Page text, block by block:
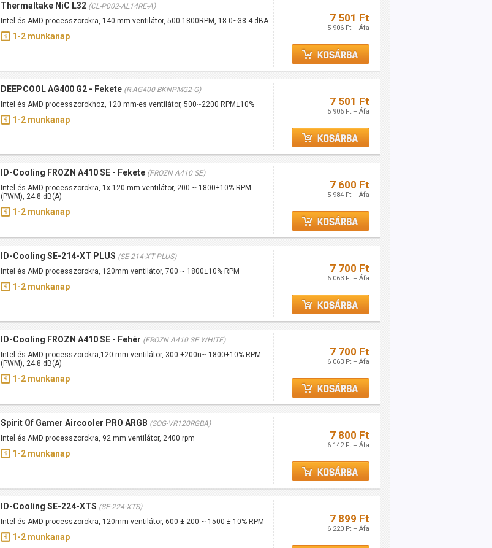
Thermaltake NiC L32 (CL-P002-AL14RE-A)
Intel és AMD processzorokra, 140 mm ventilátor, 500-1800RPM, 18.0~38.4 dBA
1-2 munkanap
7 501 Ft
5 906 Ft + Áfa
DEEPCOOL AG400 G2 - Fekete (R-AG400-BKNPMG2-G)
Intel és AMD processzorokhoz, 120 mm-es ventilátor, 500~2200 RPM±10%
1-2 munkanap
7 501 Ft
5 906 Ft + Áfa
ID-Cooling FROZN A410 SE - Fekete (FROZN A410 SE)
Intel és AMD processzorokra, 1x 120 mm ventilátor, 200 ~ 1800±10% RPM
(PWM), 24.8 dB(A)
1-2 munkanap
7 600 Ft
5 984 Ft + Áfa
ID-Cooling SE-214-XT PLUS (SE-214-XT PLUS)
Intel és AMD processzorokra, 120mm ventilátor, 700 ~ 1800±10% RPM
1-2 munkanap
7 700 Ft
6 063 Ft + Áfa
ID-Cooling FROZN A410 SE - Fehér (FROZN A410 SE WHITE)
Intel és AMD processzorokra,120 mm ventilátor, 300 ±200n~ 1800±10% RPM
(PWM), 24.8 dB(A)
1-2 munkanap
7 700 Ft
6 063 Ft + Áfa
Spirit Of Gamer Aircooler PRO ARGB (SOG-VR120RGBA)
Intel és AMD processzorokra, 92 mm ventilátor, 2400 rpm
1-2 munkanap
7 800 Ft
6 142 Ft + Áfa
ID-Cooling SE-224-XTS (SE-224-XTS)
Intel és AMD processzorokra, 120mm ventilátor, 600 ± 200 ~ 1500 ± 10% RPM
1-2 munkanap
7 899 Ft
6 220 Ft + Áfa